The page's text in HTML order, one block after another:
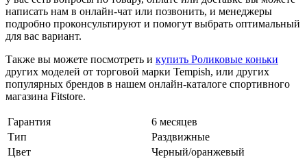
написать нам в онлайн-чат или позвонить, и менеджеры
подробно проконсультируют и помогут выбрать оптимальный
для вас вариант.
Также вы можете посмотреть и купить Роликовые коньки
других моделей от торговой марки Tempish, или других
популярных брендов в нашем онлайн-каталоге спортивного
магазина Fitstore.
Гарантия
6 месяцев
Тип
Раздвижные
Цвет
Черный/оранжевый